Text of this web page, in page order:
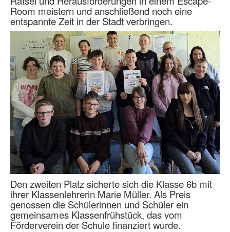
Room meistern und anschließend noch eine
entspannte Zeit in der Stadt verbringen.
Den zweiten Platz sicherte sich die Klasse 6b mit
ihrer Klassenlehrerin Marie Müller. Als Preis
genossen die Schülerinnen und Schüler ein
gemeinsames Klassenfrühstück, das vom
Förderverein der Schule finanziert wurde.